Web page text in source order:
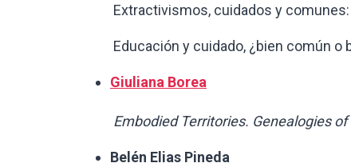
Extractivismos, cuidados y comunes:
Educación y cuidado, ¿bien común o
Giuliana Borea
Embodied Territories. Genealogies
Belén Elias Pineda